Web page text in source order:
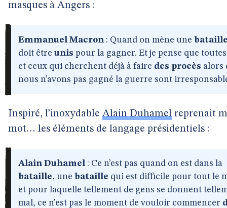
masques à Angers :
Emmanuel Macron : Quand on mène une
doit êtreunis pour la gagner. Et je pense que
et ceux qui cherchent déjà à faire des procès alors
nous n’avons pas gagné la guerre sont
Inspiré, l’inoxydable Alain Duhamel reprenait
mot… les éléments de langage présidentiels :
Alain Duhamel: Ce n’est pas quand on est dans la
bataille, une bataille qui est difficile pour tout le
et pour laquelle tellement de gens se donnent
mal, ce n’est pas le moment de vouloir commencer